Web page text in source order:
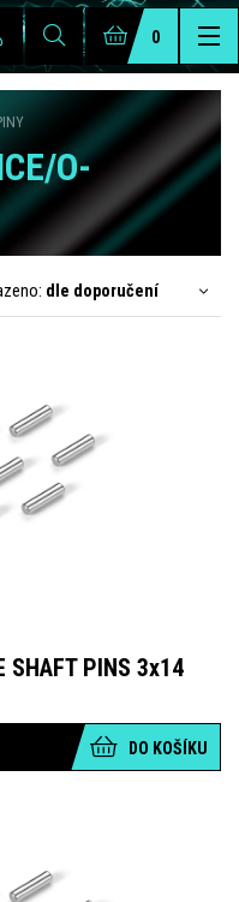
0
O-
dle doporučení
SHAFT PINS 3x14
DO KOŠÍKU